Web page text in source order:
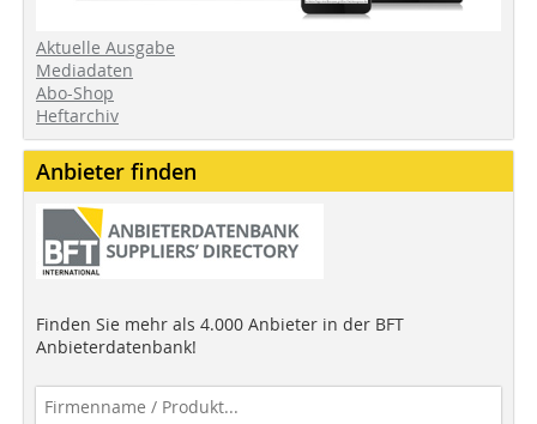
Aktuelle Ausgabe
Mediadaten
Abo-Shop
Heftarchiv
Anbieter finden
Finden Sie mehr als 4.000 Anbieter in der BFT
Anbieterdatenbank!